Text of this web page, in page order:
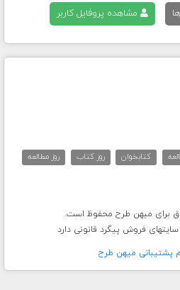
مشاهده پروفایل کاربر
کتابخوان روز کتاب
روز مطالعه
سایتهای فروش پیگرد قانونی دارد
پشتيبانی ميهن طرح